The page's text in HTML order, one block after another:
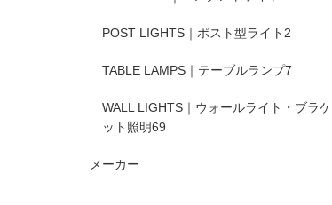
POST LIGHTS｜ポスト型ライト 2
TABLE LAMPS｜テーブルランプ7
WALL LIGHTS｜ウォールライト・ブラケ
ット照明69
メーカー